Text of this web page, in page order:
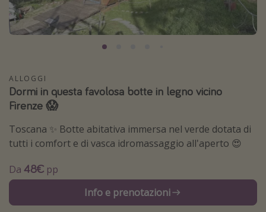
Grecia
Baleari
Malta
Canarie
Capo Verde
Tipo di vacanza
Vacanze last minute
Vacanze all inclusive
ALLOGGI
Dormi in questa favolosa botte in legno vicino
Firenze 😱
Toscana ✨ Botte abitativa immersa nel verde dotata di
tutti i comfort e di vasca idromassaggio all'aperto 😍
Da 48€ pp
Info e prenotazioni